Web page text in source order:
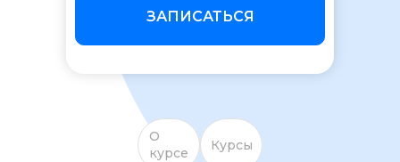
ЗАПИСАТЬСЯ
О
курсе
Курсы